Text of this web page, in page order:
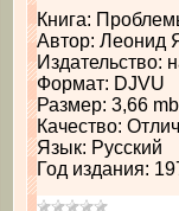
Книга:
Автор: Леонид
Издательство:
Формат: DJVU
Размер: 3,66 mb
Качество:
Язык: Русский
Год издания: